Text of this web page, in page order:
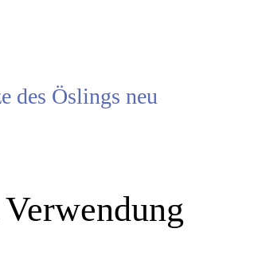
des Öslings neu